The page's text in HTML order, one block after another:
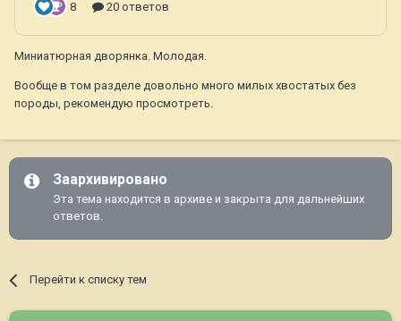
Миниатюрная дворянка. Молодая.
Вообще в том разделе довольно много милых хвостатых без
породы, рекомендую просмотреть.
Заархивировано
Эта тема находится в архиве и закрыта для дальнейших
ответов.
Перейти к списку тем